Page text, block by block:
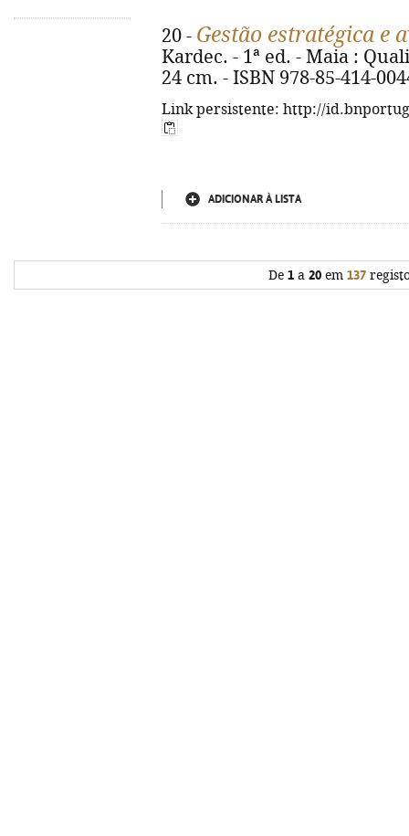
20 - Gestão estratégica e
Kardec. - 1ª ed. - Maia :
24 cm. - ISBN 978-85-414-
Link persistente: http://
ADICIONAR À LISTA
De 1 a 20 em 137